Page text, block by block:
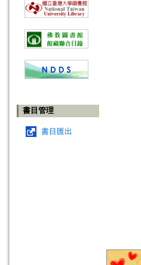
書目管理
書目匯出